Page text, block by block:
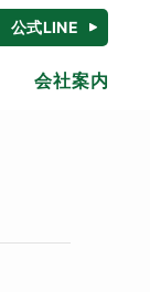
公式LINE
会社案内